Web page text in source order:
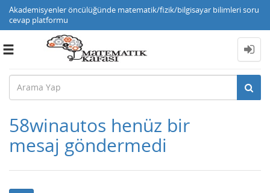
Akademisyenler öncülüğünde matematik/fizik/bilgisayar bilimleri soru
cevap platformu
Toggle
58winautos henüz bir
mesaj göndermedi